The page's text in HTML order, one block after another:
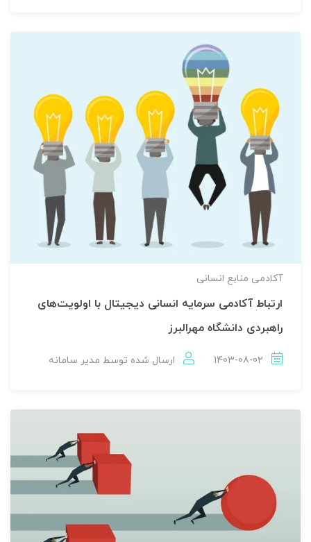
آکادمی منابع انسانی
ارتباط آکادمی سرمایه انسانی دیجیتال با اولویت‌های
راهبردی دانشگاه مهرالبرز
1403-08-02 ارسال شده توسط مدير سامانه